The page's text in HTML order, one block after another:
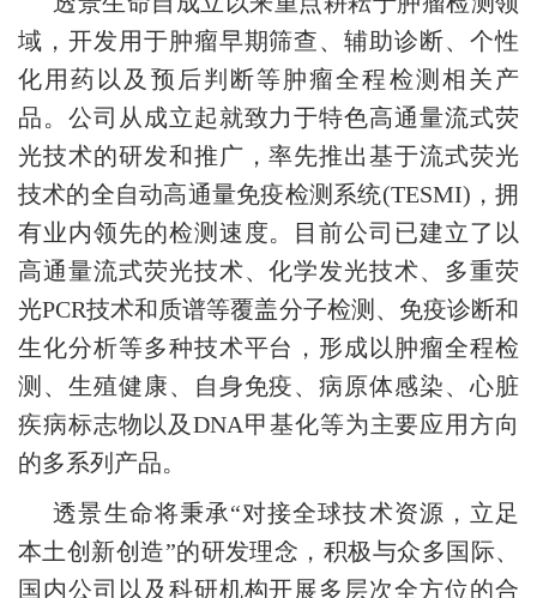
域，开发用于肿瘤早期筛查、辅助诊断、个性
化用药以及预后判断等肿瘤全程检测相关产
品。公司从成立起就致力于特色高通量流式荧
光技术的研发和推广，率先推出基于流式荧光
技术的全自动高通量免疫检测系统(TESMI)，拥
有业内领先的检测速度。目前公司已建立了以
高通量流式荧光技术、化学发光技术、多重荧
光PCR技术和质谱等覆盖分子检测、免疫诊断和
生化分析等多种技术平台，形成以肿瘤全程检
测、生殖健康、自身免疫、病原体感染、心脏
疾病标志物以及DNA甲基化等为主要应用方向
的多系列产品。
透景生命将秉承“对接全球技术资源，立足
本土创新创造”的研发理念，积极与众多国际、
国内公司以及科研机构开展多层次全方位的合